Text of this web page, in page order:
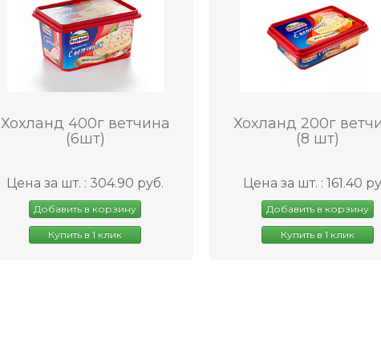
Хохланд 400г ветчина
(6шт)
Цена за шт. : 304.90 руб.
Добавить в корзину
Купить в 1 клик
Хохланд 200г
(8 шт)
Цена за шт. : 161.40
Добавить в корзину
Купить в 1 клик